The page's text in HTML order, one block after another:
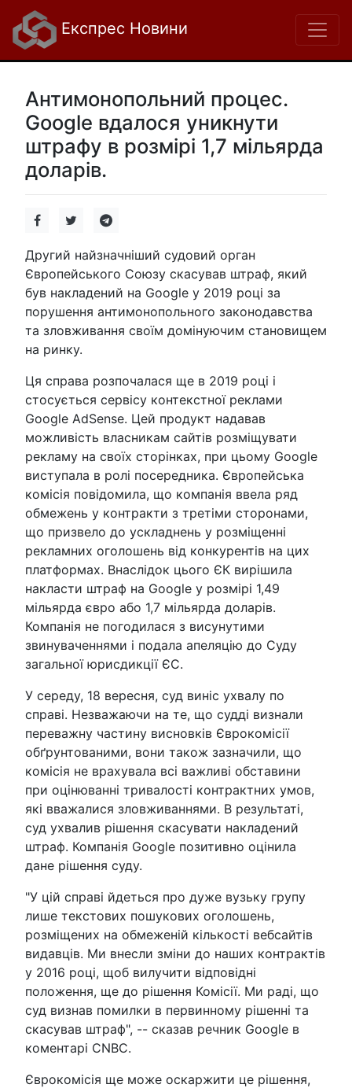
Експрес Новини
Антимонопольний процес.
Google вдалося уникнути
штрафу в розмірі 1,7 мільярда
доларів.
Другий найзначніший судовий орган
Європейського Союзу скасував штраф, який
був накладений на Google у 2019 році за
порушення антимонопольного законодавства
та зловживання своїм домінуючим становищем
на ринку.
Ця справа розпочалася ще в 2019 році і
стосується сервісу контекстної реклами
Google AdSense. Цей продукт надавав
можливість власникам сайтів розміщувати
рекламу на своїх сторінках, при цьому Google
виступала в ролі посередника. Європейська
комісія повідомила, що компанія ввела ряд
обмежень у контракти з третіми сторонами,
що призвело до ускладнень у розміщенні
рекламних оголошень від конкурентів на цих
платформах. Внаслідок цього ЄК вирішила
накласти штраф на Google у розмірі 1,49
мільярда євро або 1,7 мільярда доларів.
Компанія не погодилася з висунутими
звинуваченнями і подала апеляцію до Суду
загальної юрисдикції ЄС.
У середу, 18 вересня, суд виніс ухвалу по
справі. Незважаючи на те, що судді визнали
переважну частину висновків Єврокомісії
обґрунтованими, вони також зазначили, що
комісія не врахувала всі важливі обставини
при оцінюванні тривалості контрактних умов,
які вважалися зловживаннями. В результаті,
суд ухвалив рішення скасувати накладений
штраф. Компанія Google позитивно оцінила
дане рішення суду.
"У цій справі йдеться про дуже вузьку групу
лише текстових пошукових оголошень,
розміщених на обмеженій кількості вебсайтів
видавців. Ми внесли зміни до наших контрактів
у 2016 році, щоб вилучити відповідні
положення, ще до рішення Комісії. Ми раді, що
суд визнав помилки в первинному рішенні та
скасував штраф", -- сказав речник Google в
коментарі CNBC.
Єврокомісія ще може оскаржити це рішення,